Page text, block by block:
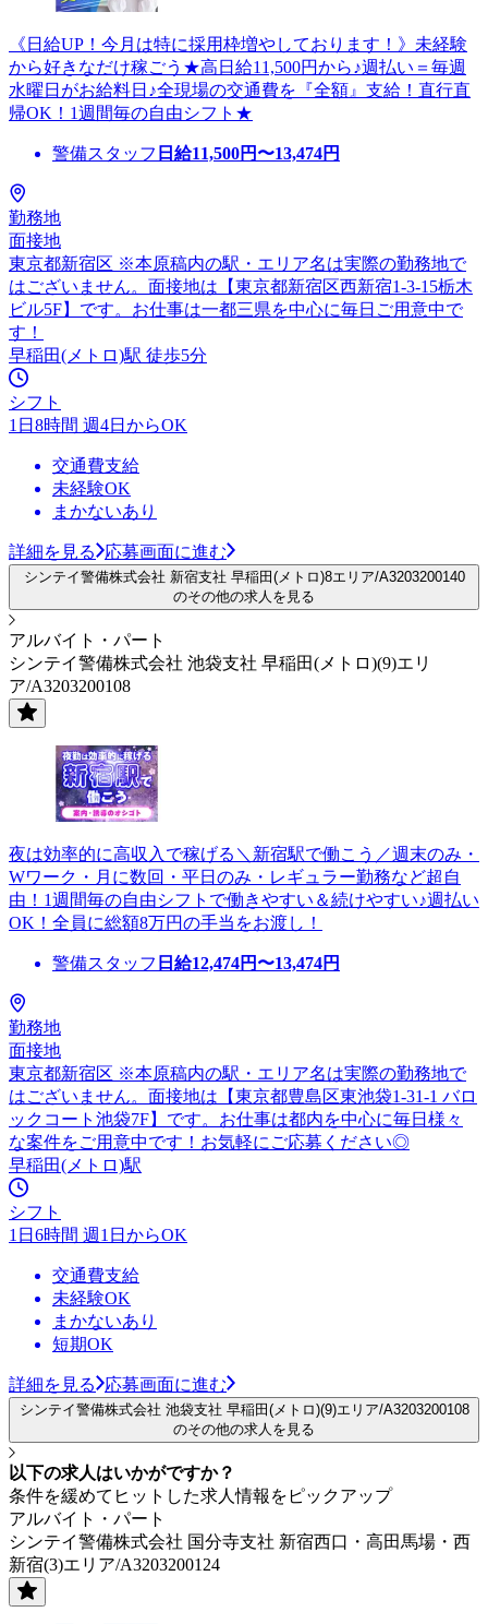
《日給UP！今月は特に採用枠増やしております！》未経験
から好きなだけ稼ごう★高日給11,500円から♪週払い＝毎週
水曜日がお給料日♪全現場の交通費を『全額』支給！直行直
帰OK！1週間毎の自由シフト★
警備スタッフ 日給11,500円〜13,474円
勤務地
面接地
東京都新宿区 ※本原稿内の駅・エリア名は実際の勤務地で
はございません。面接地は【東京都新宿区西新宿1-3-15栃木
ビル5F】です。お仕事は一都三県を中心に毎日ご用意中で
す！
早稲田(メトロ)駅 徒歩5分
シフト
1日8時間 週4日からOK
交通費支給
未経験OK
まかないあり
詳細を見る 応募画面に進む
シンテイ警備株式会社 新宿支社 早稲田(メトロ)8エリア/A3203200140
のその他の求人を見る
アルバイト・パート
シンテイ警備株式会社 池袋支社 早稲田(メトロ)(9)エリ
ア/A3203200108
夜は効率的に高収入で稼げる＼新宿駅で働こう／週末のみ・
Wワーク・月に数回・平日のみ・レギュラー勤務など超自
由！1週間毎の自由シフトで働きやすい＆続けやすい♪週払い
OK！全員に総額8万円の手当をお渡し！
警備スタッフ 日給12,474円〜13,474円
勤務地
面接地
東京都新宿区 ※本原稿内の駅・エリア名は実際の勤務地で
はございません。面接地は【東京都豊島区東池袋1-31-1 バロ
ックコート池袋7F】です。お仕事は都内を中心に毎日様々
な案件をご用意中です！お気軽にご応募ください◎
早稲田(メトロ)駅
シフト
1日6時間 週1日からOK
交通費支給
未経験OK
まかないあり
短期OK
詳細を見る 応募画面に進む
シンテイ警備株式会社 池袋支社 早稲田(メトロ)(9)エリア/A3203200108
のその他の求人を見る
以下の求人はいかがですか？
条件を緩めてヒットした求人情報をピックアップ
アルバイト・パート
シンテイ警備株式会社 国分寺支社 新宿西口・高田馬場・西
新宿(3)エリア/A3203200124